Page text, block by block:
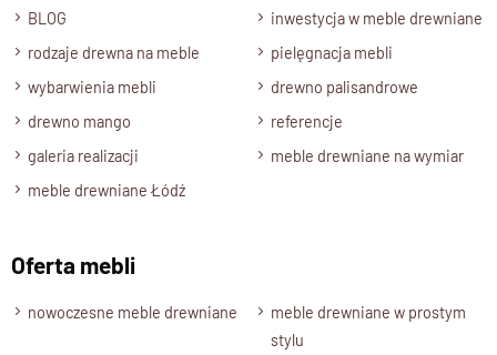
45 cm.
Półki
Wnętrze mebla jest wyposażone w trzy półki o grubości 4 cm
.
Półki są zamontowane na stałe.
Stan produktu
Zmontowany, wolnostojący.
BLOG
inwestycja w meble drewniane
rodzaje drewna na meble
pielęgnacja mebli
wybarwienia mebli
drewno palisandrowe
drewno mango
referencje
galeria realizacji
meble drewniane na wymiar
meble drewniane Łódź
Oferta mebli
nowoczesne meble drewniane
meble drewniane w prostym
stylu